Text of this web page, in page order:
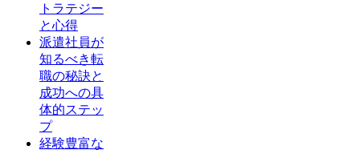
トラテジー
と心得
派遣社員が
知るべき転
職の秘訣と
成功への具
体的ステッ
プ
経験豊富な